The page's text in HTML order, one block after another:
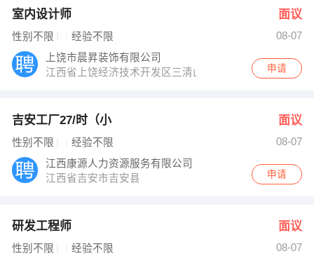
室内设计师 面议
性别不限 经验不限
08-07
上饶市晨昇装饰有限公司
江西省上饶经济技术开发区三清山西大道19号1幢114号
申请
吉安工厂27/时（小 面议
性别不限 经验不限
08-07
江西康源人力资源服务有限公司
江西省吉安市吉安县
申请
研发工程师 面议
性别不限 经验不限
08-07